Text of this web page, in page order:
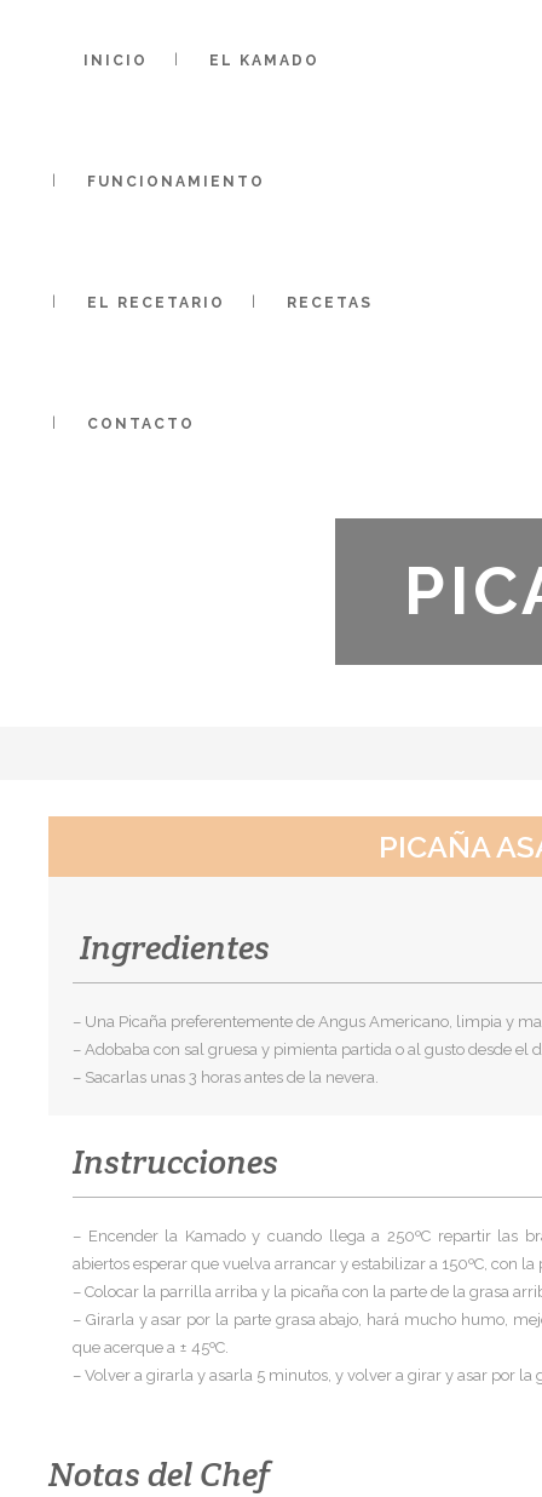
INICIO EL KAMADO
FUNCIONAMIENTO
EL RECETARIO RECETAS
CONTACTO
PICAÑA
Ingredientes
– Una Picaña preferentemente de Angus Americano, limpia y
– Adobaba con sal gruesa y pimienta partida o al gusto desde el
– Sacarlas unas 3 horas antes de la nevera.
Instrucciones
– Encender la Kamado y cuando llega a 250ºC repartir las
abiertos esperar que vuelva arrancar y estabilizar a 150ºC, con
– Colocar la parrilla arriba y la picaña con la parte de la grasa
– Girarla y asar por la parte grasa abajo, hará mucho humo,
que acerque a ± 45ºC.
– Volver a girarla y asarla 5 minutos, y volver a girar y asar por la
Notas del Chef